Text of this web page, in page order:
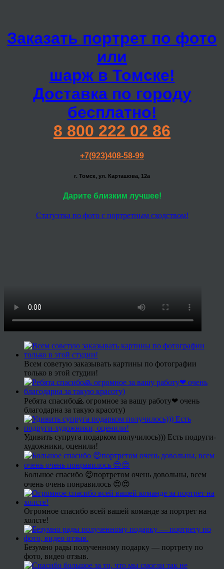
Заказать портрет по фото
или
шарж в Томске!
Доставка по городу
бесплатно!
8 800 222 02 86
+7(923)408-58-99
г. Томск, ул. Карташова, 12а
Дарите близким лучшее!
Статуэтка по фото с портретным сходством!
Всем советую заказывать картины по фотографии
только в этой студии!
Ребята спасибо🙏 огромное за вашу работу❤ очень
благодарна за такую красоту)
Удивить супруга подарком получилось))) Есть подруги-
художники, оценили!
Большое спасибо 😍портретом очень довольны, всем
очень очень понравилось 😍😍
Огромное спасибо всей вашей команде за портрет на
холсте!
Безумно рады полученному подарку — портрету по
фото, видео отзыв.